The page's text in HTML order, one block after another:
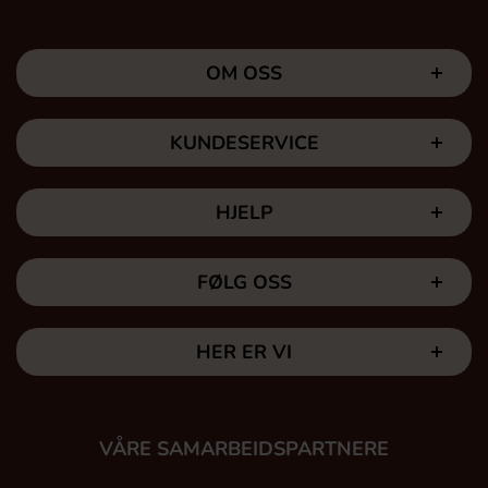
OM OSS
KUNDESERVICE
HJELP
FØLG OSS
HER ER VI
VÅRE SAMARBEIDSPARTNERE